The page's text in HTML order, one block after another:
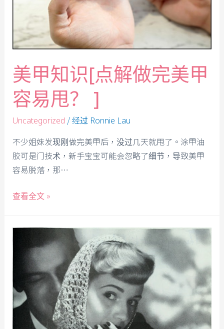
美甲知识[点解做完美甲
容易甩？ ]
Uncategorized / 经过 Ronnie Lau
不少姐妹发现刚做完美甲后，没过几天就甩了。涂甲油
胶可是门技术，新手宝宝可能会忽略了细节，导致美甲
容易脱落，那…
查看全文 »